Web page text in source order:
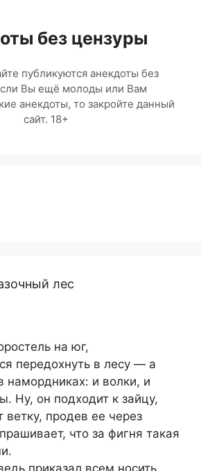
без цензуры
публикуются анекдоты без
Вы ещё молоды или Вам
анекдоты, то закройте данный
сайт. 18+
лес
на юг,
передохнуть в лесу — а
намордниках: и волки, и
Ну, он подходит к зайцу,
ветку, продев ее через
что за фигня такая
приказал всем носить